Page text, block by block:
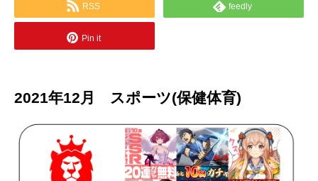
RSS feedly
Pin it
2021年12月 スポーツ(保健体育)